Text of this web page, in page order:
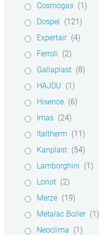
Cosmogas (1)
Dospel (121)
Expertair (4)
Ferroli (2)
Gallaplast (8)
HAJDU (1)
Hisence (6)
Imas (24)
Italtherm (11)
Kanplast (54)
Lamborghini (1)
Loriot (2)
Merze (19)
Metalac Boiler (1)
Neoclima (1)